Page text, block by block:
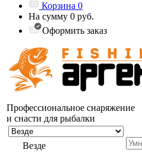
Корзина 0
На сумму 0 руб.
Оформить заказ
Профессиональное снаряжение
и снасти для рыбалки
Везде